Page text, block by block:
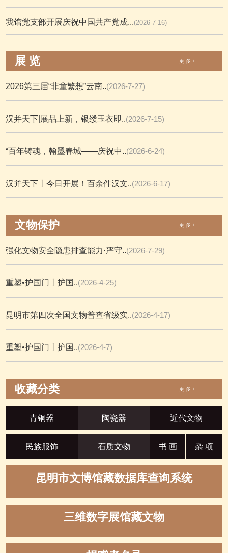
我馆党支部开展庆祝中国共产党成...(2026-7-16)
展 览 更 多 +
2026第三届“非童繁想”云南..(2026-7-27)
汉并天下|展品上新，银缕玉衣即..(2026-7-15)
“百年铸魂，翰墨春城——庆祝中..(2026-6-24)
汉并天下丨今日开展！百余件汉文..(2026-6-17)
文物保护 更 多 +
强化文物安全隐患排查能力·严守..(2026-7-29)
重塑•护国门丨护国..(2026-4-25)
昆明市第四次全国文物普查省级实..(2026-4-17)
重塑•护国门丨护国..(2026-4-7)
收藏分类 更 多 +
青铜器 陶瓷器 近代文物
民族服饰 石质文物 书 画 杂 项
昆明市文博馆藏数据库查询系统
三维数字展馆藏文物